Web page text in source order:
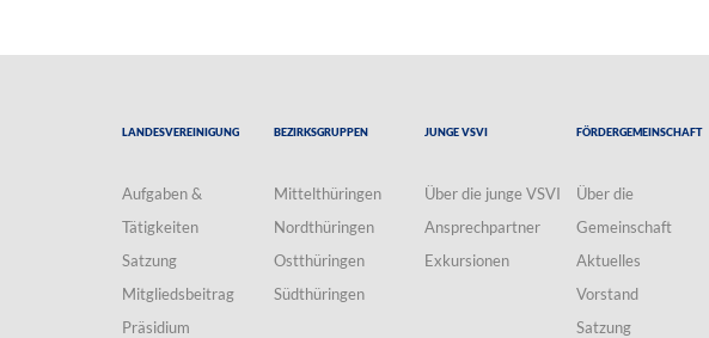
Landesvereinigung
Aufgaben &
Tätigkeiten
Satzung
Mitgliedsbeitrag
Präsidium
Bezirksgruppen
Mittelthüringen
Nordthüringen
Ostthüringen
Südthüringen
Junge VSVI
Über die junge VSVI
Ansprechpartner
Exkursionen
Fördergemeinschaft
Über die
Gemeinschaft
Aktuelles
Vorstand
Satzung